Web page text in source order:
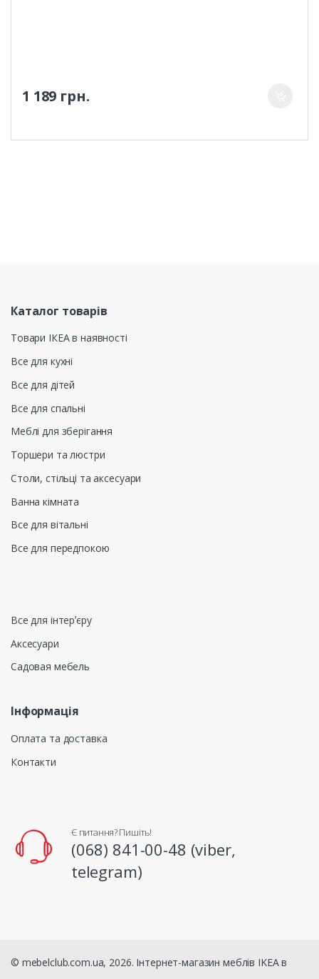
1 189 грн.
Каталог товарів
Товари ІКЕА в наявності
Все для кухні
Все для дітей
Все для спальні
Меблі для зберігання
Торшери та люстри
Столи, стільці та аксесуари
Ванна кімната
Все для вітальні
Все для передпокою
Все для інтерʼєру
Аксесуари
Садовая мебель
Інформація
Оплата та доставка
Контакти
Є питання? Пишіть!
(068) 841-00-48 (viber,
telegram)
© mebelclub.com.ua, 2026. Інтернет-магазин меблів IKEA в